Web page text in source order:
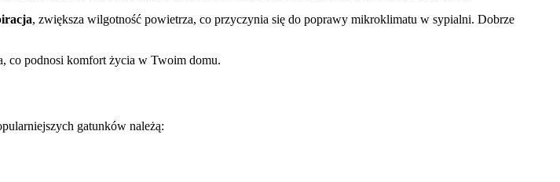
, zwiększa wilgotność powietrza, co przyczynia się do poprawy mikroklimatu w sypialni. Dobrze
co podnosi komfort życia w Twoim domu.
gatunków należą: